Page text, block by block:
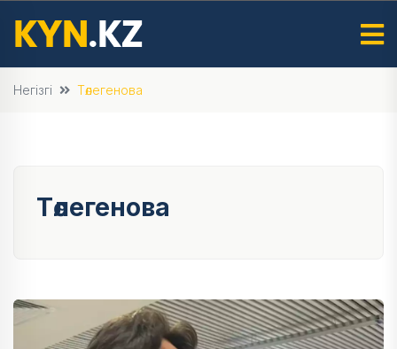
Негізгі Төлегенова
Төлегенова